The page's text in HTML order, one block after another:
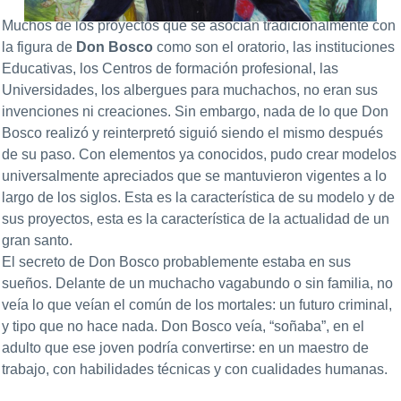
Muchos de los proyectos que se asocian tradicionalmente con
la figura de Don Bosco como son el oratorio, las instituciones
Educativas, los Centros de formación profesional, las
Universidades, los albergues para muchachos, no eran sus
invenciones ni creaciones. Sin embargo, nada de lo que Don
Bosco realizó y reinterpretó siguió siendo el mismo después
de su paso. Con elementos ya conocidos, pudo crear modelos
universalmente apreciados que se mantuvieron vigentes a lo
largo de los siglos. Esta es la característica de su modelo y de
sus proyectos, esta es la característica de la actualidad de un
gran santo.
El secreto de Don Bosco probablemente estaba en sus
sueños. Delante de un muchacho vagabundo o sin familia, no
veía lo que veían el común de los mortales: un futuro criminal,
y tipo que no hace nada. Don Bosco veía, “soñaba”, en el
adulto que ese joven podría convertirse: en un maestro de
trabajo, con habilidades técnicas y con cualidades humanas.